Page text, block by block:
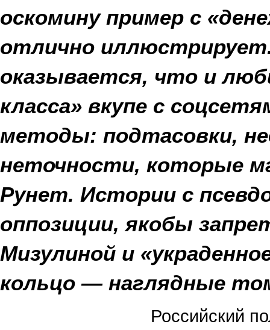
оскомину пример с
отлично
оказывается, что и
класса» вкупе с
методы: подтасовки,
неточности, которые
Рунет. Истории с
оппозиции, якобы
Мизулиной и
кольцо — наглядные
Российский